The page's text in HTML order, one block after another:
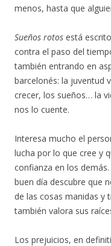
menos, hasta que
Sueños rotos está
contra el paso del
también entrando en
barcelonés: la juventud
crecer, los sueños… la
nos lo cuente.
Interesa mucho el
lucha por lo que cree y
confianza en los
buen día descubre que
de las cosas manidas y
también valora sus
Los prejuicios, en